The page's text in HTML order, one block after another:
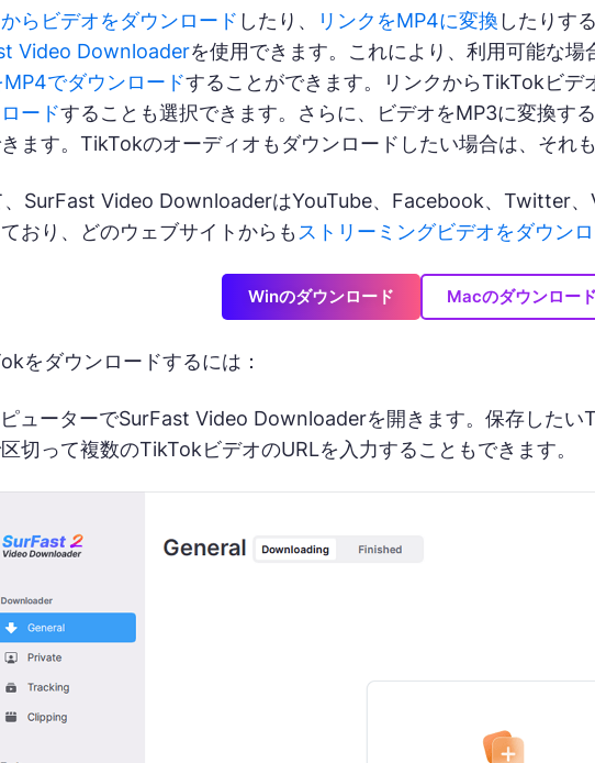
らビデオをダウンロード したり、 リンクをMP4に変換 したりす
Video Downloaderを使用できます。これにより、利用可能な
でダウンロードすることができます。リンクからTikTokビデ
ードすることも選択できます。さらに、ビデオをMP3に変換す
ます。TikTokのオーディオもダウンロードしたい場合は、それ
SurFast Video DownloaderはYouTube、Facebook、Twitter
おり、どのウェブサイトからも ストリーミングビデオをダウン
Winのダウンロード Macのダウンロード
をダウンロードするには：
ューターでSurFast Video Downloaderを開きます。保存したい
切って複数のTikTokビデオのURLを入力することもできます。